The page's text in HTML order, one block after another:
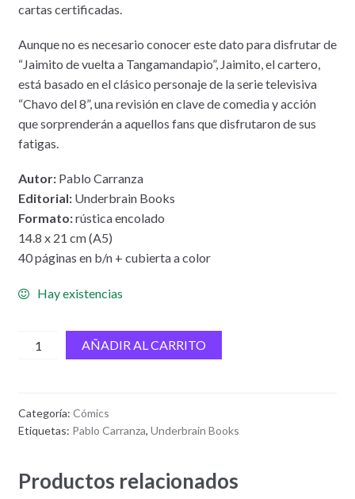
cartas certificadas.
Aunque no es necesario conocer este dato para disfrutar de
“Jaimito de vuelta a Tangamandapio”, Jaimito, el cartero,
está basado en el clásico personaje de la serie televisiva
“Chavo del 8”, una revisión en clave de comedia y acción
que sorprenderán a aquellos fans que disfrutaron de sus
fatigas.
Autor:Pablo Carranza
Editorial:Underbrain Books
Formato:rústica encolado
14.8 x 21 cm (A5)
40 páginas en b/n + cubierta a color
Hay existencias
Jaimito
Tangamandapio
cantidad
AÑADIR AL CARRITO
Categoría: Cómics
Etiquetas: Pablo Carranza, Underbrain Books
Productos relacionados